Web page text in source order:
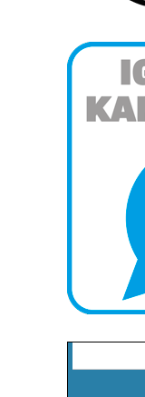
dezakezun
Lortu zure datu
buruzko
datuen atalean.
zure baimena
Webgune honek
fitxategiak
zerbitzuak
baliatzen gara.
erabiltzeko